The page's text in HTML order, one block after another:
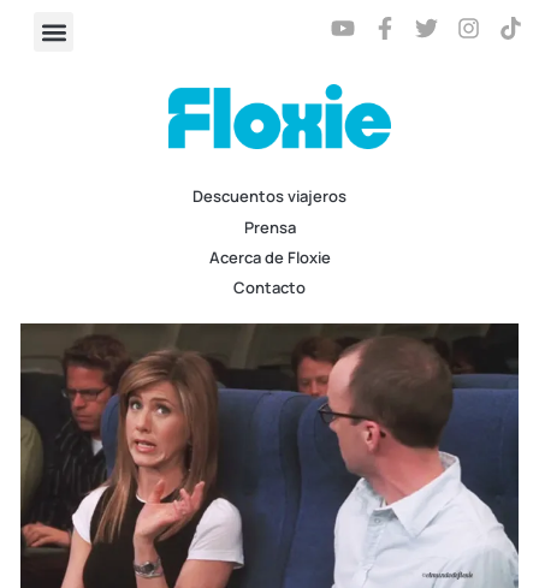
Descuentos viajeros
Prensa
Acerca de Floxie
Contacto